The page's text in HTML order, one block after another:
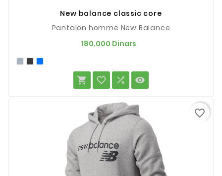
New balance classic core
Pantalon homme New Balance
180,000 Dinars
   
favorite_border